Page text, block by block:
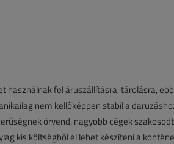
használnak fel áruszállításra, tárolásra,
nem kellőképpen stabil a
örvend, nagyobb cégek
kis költségből el lehet készíteni a